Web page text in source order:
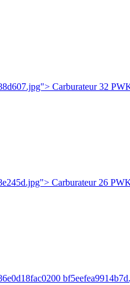
Carburateur 32
Carburateur 26